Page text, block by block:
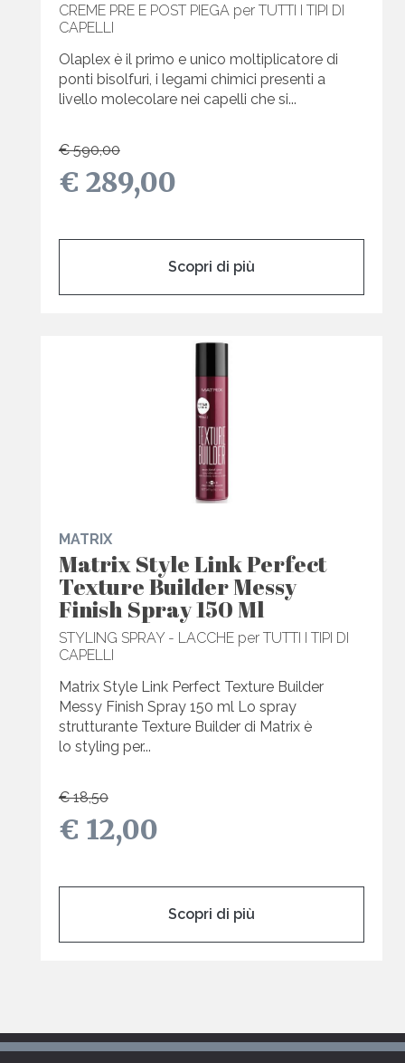
CREME PRE E POST PIEGA per TUTTI I TIPI DI
CAPELLI
Olaplex è il primo e unico moltiplicatore di
ponti bisolfuri, i legami chimici presenti a
livello molecolare nei capelli che si...
€ 590,00
€ 289,00
Scopri di più
MATRIX
Matrix Style Link Perfect
Texture Builder Messy
Finish Spray 150 Ml
STYLING SPRAY - LACCHE per TUTTI I TIPI DI
CAPELLI
Matrix Style Link Perfect Texture Builder
Messy Finish Spray 150 ml Lo spray
strutturante Texture Builder di Matrix è
lo styling per...
€ 18,50
€ 12,00
Scopri di più